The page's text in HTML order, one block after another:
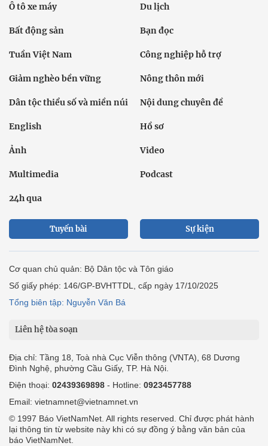
Ô tô xe máy Du lịch
Bất động sản Bạn đọc
Tuần Việt Nam Công nghiệp hỗ trợ
Giảm nghèo bền vững Nông thôn mới
Dân tộc thiểu số và miền núi Nội dung chuyên đề
English Hồ sơ
Ảnh Video
Multimedia Podcast
24h qua
Tuyến bài Sự kiện
Cơ quan chủ quản: Bộ Dân tộc và Tôn giáo
Số giấy phép: 146/GP-BVHTTDL, cấp ngày 17/10/2025
Tổng biên tập: Nguyễn Văn Bá
Liên hệ tòa soạn
Địa chỉ: Tầng 18, Toà nhà Cục Viễn thông (VNTA), 68 Dương
Đình Nghệ, phường Cầu Giấy, TP. Hà Nội.
Điện thoại: 02439369898 - Hotline: 0923457788
Email: vietnamnet@vietnamnet.vn
© 1997 Báo VietNamNet. All rights reserved. Chỉ được phát hành
lại thông tin từ website này khi có sự đồng ý bằng văn bản của
báo VietNamNet.